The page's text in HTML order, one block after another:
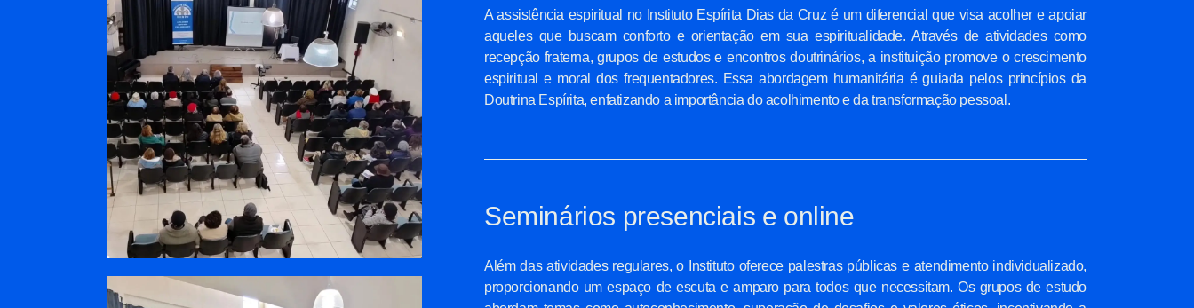
A assistência espiritual no Instituto Espírita Dias da Cruz é um diferencial que visa acolher e apoiar
aqueles que buscam conforto e orientação em sua espiritualidade. Através de atividades como
recepção fraterna, grupos de estudos e encontros doutrinários, a instituição promove o crescimento
espiritual e moral dos frequentadores. Essa abordagem humanitária é guiada pelos princípios da
Doutrina Espírita, enfatizando a importância do acolhimento e da transformação pessoal.
Seminários presenciais e online
Além das atividades regulares, o Instituto oferece palestras públicas e atendimento individualizado,
proporcionando um espaço de escuta e amparo para todos que necessitam. Os grupos de estudo